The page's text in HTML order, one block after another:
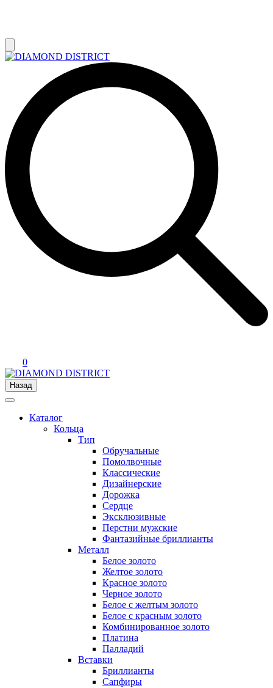
0
Назад
Каталог
Кольца
Тип
Обручальные
Помолвочные
Классические
Дизайнерские
Дорожка
Сердце
Эксклюзивные
Перстни мужские
Фантазийные бриллианты
Металл
Белое золото
Желтое золото
Красное золото
Черное золото
Белое с желтым золото
Белое с красным золото
Комбинированное золото
Платина
Палладий
Вставки
Бриллианты
Сапфиры